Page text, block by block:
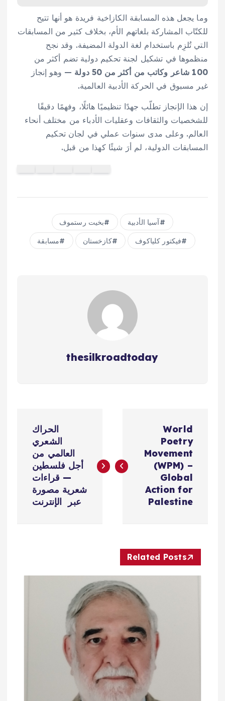
وما يجعل هذه المسابقة الكازاخية فريدة هو أنها تتيح
للكتّاب المشاركة بلغاتهم الأم، بخلاف كثير من المسابقات
التي تُلزِم باستخدام لغة الدولة المضيفة. وقد نجح
منظموها في تشكيل لجنة تحكيم دولية تضم أكثر من
100 شاعر وكاتب من أكثر من 50 دولة
— وهو إنجاز
غير مسبوق في الحركة الأدبية العالمية.
إن هذا الإنجاز تطلّب جهدًا تنظيميًا هائلًا، وفهمًا دقيقًا
للشخصيات والثقافات وعقليات الأدباء من مختلف أنحاء
العالم. وعلى مدى سنوات عملي في لجان تحكيم
المسابقات الدولية، لم أرَ شيئًا كهذا من قبل.
آسيا الأدبية بخيت رستموف
فيكتور كلياكوف كازخستان مسابقة
thesilkroadtoday
ص
م
World
Poetry
Movement
(WPM) –
Global
Action for
Palestine
الحراك
الشعري
العالمي من
أجل فلسطين
— قراءات
شعرية مصورة
عبر الإنترنت
Related Posts